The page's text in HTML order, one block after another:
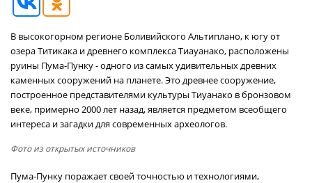
В высокогорном регионе Боливийского Альтиплано, к югу от
озера Титикака и древнего комплекса Тиауанако, расположены
руины Пума-Пунку - одного из самых удивительных древних
каменных сооружений на планете. Это древнее сооружение,
построенное представителями культуры Тиуанако в бронзовом
веке, примерно 2000 лет назад, является предметом всеобщего
интереса и загадки для современных археологов.
Фото из открытых источников
Пума-Пунку поражает своей точностью и технологиями,